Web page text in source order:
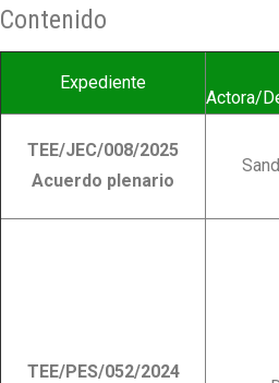
audio
Contenido
Expediente
Actora/
TEE/JEC/008/2025
Acuerdo plenario
TEE/PES/052/2024